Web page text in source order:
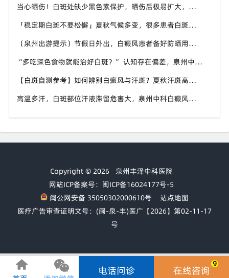
在线咨询
9
电话问诊
当心晒伤！白斑处缺少黑色素保护，晒伤后极易扩大，泉州中科白癜风医院教白癜风患者科学抵御日晒
「稳定期白斑不要松懈」夏秋气候多变，很多患者白斑再度活跃，泉州中科白癜风医院定期复查很重要
（泉州出游提示）节假日外出，白癜风患者备好防晒用品，泉州中科白癜风医院避开白斑扩散各类诱因
“多吃深色食物就能治好白斑？” 认知存在偏差，泉州中科白癜风医院科普白癜风营养补充正确方式
【白斑自测参考】如何辨别白癜风与汗斑？夏秋汗斑高发易混淆，泉州中科白癜风医院专业鉴别白斑类型
高温多汗，白斑部位汗液滞留危害大，泉州中科白癜风医院提醒白癜风患者出汗后及时清洁肌肤
Copyright © 2026 泉州丰泽中科医院
网站ICP备案号：闽ICP备16024177号-5
闽公网安备 35050302000610号
站点地图
医疗广告审查证明文号：(闽-泉-丰)医广【2026】第02-11-17
号